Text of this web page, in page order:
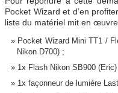
Pocket Wizard et d’en
liste du matériel mit en
Pocket Wizard Mini TT1 /
Nikon D700) ;
1x Flash Nikon SB900 (Eric)
1x façonneur de lumière